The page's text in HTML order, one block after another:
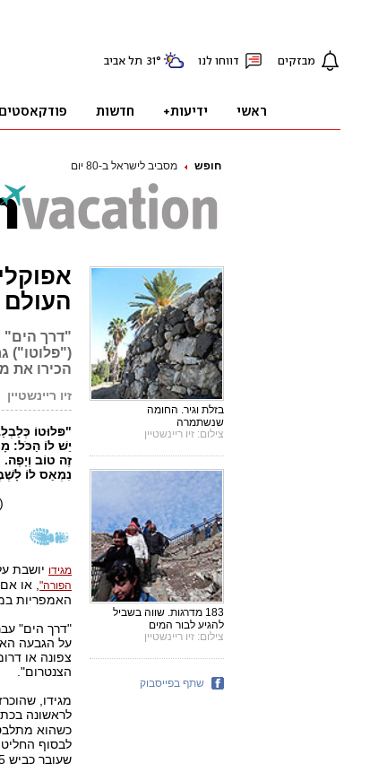
חופש מסביב לישראל ב-80 יום
העולם
"דרך הים"
("פלוטו")
הכירו את
זיו ריינשטיין
"פּ‏‏‏לוּ‏טוֹ‏
יֵשׁ לוֹ‏ הַ‏כּ‏ֹ‏‏ל:
זֶ‏ה טוֹ‏ב
נִמְאַ‏ס לוֹ‏
(מתוך
מגידו יושבת
הפורה", או
האמפריות
"דרך הים"
על הגבעה
צפונה או
הצנטרום".
לראשונה
כשהוא מתלבט
לבסוף
שעובר כביש 65 - דרך המוכרת לכולכם בואכם לצימר בצפון.
בזלת וגיר. החומה
שנשתמרה
צילום: זיו ריינשטיין
183 מדרגות. שווה בשביל
להגיע לבור המים
צילום: זיו ריינשטיין
שתף בפייסבוק